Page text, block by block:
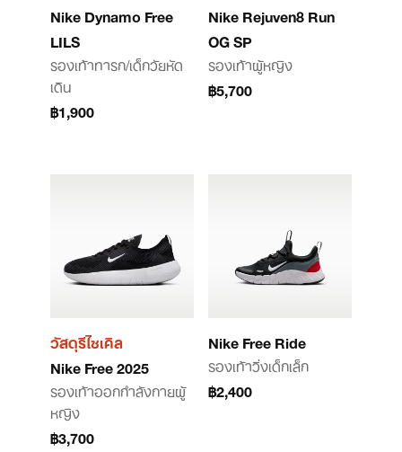
Nike Dynamo Free
LILS
รองเท้าทารก/เด็กวัยหัด
เดิน
฿1,900
Nike Rejuven8 Run
OG SP
รองเท้าผู้หญิง
฿5,700
วัสดุรีไซเคิล
Nike Free 2025
รองเท้าออกกำลังกายผู้
หญิง
฿3,700
Nike Free Ride
รองเท้าวิ่งเด็กเล็ก
฿2,400